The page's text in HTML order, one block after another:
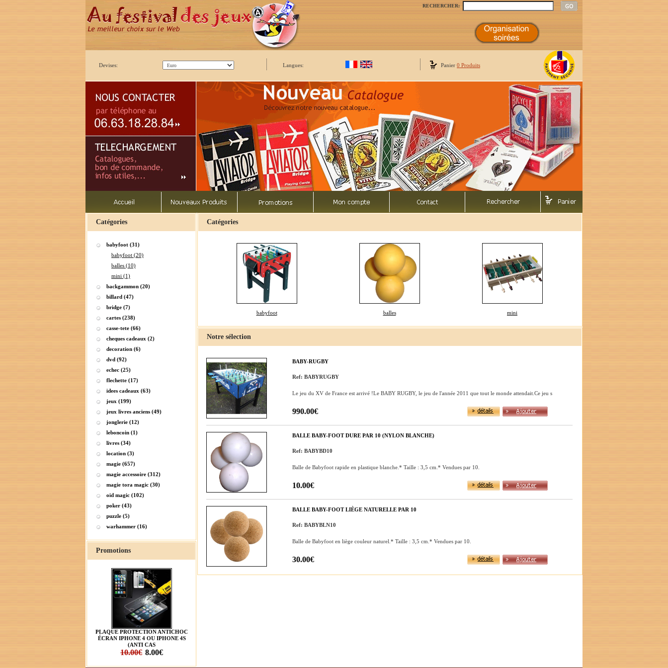
RECHERCHER:
Devises: Langues: Panier 0 Produits
Catégories
babyfoot (31)
babyfoot (20)
balles (10)
mini (1)
backgammon (20)
billard (47)
bridge (7)
cartes (238)
casse-tete (66)
cheques cadeaux (2)
decoration (6)
dvd (92)
echec (25)
flechette (17)
idees cadeaux (63)
jeux (199)
jeux livres anciens (49)
jonglerie (12)
leboncoin (1)
livres (34)
location (3)
magie (657)
magie accessoire (312)
magie tora magic (30)
oid magic (102)
poker (43)
puzzle (5)
warhammer (16)
Promotions
PLAQUE PROTECTION ANTICHOC
ÉCRAN IPHONE 4 OU IPHONE 4S
(ANTI CAS
10.00€ 8.00€
Catégories
babyfoot balles mini
Notre sélection
BABY-RUGBY
Ref: BABYRUGBY
Le jeu du XV de France est arrivé !Le BABY RUGBY, le jeu de l'année 2011 que tout le monde attendait.Ce jeu s
990.00€
BALLE BABY-FOOT DURE PAR 10 (NYLON BLANCHE)
Ref: BABYBD10
Balle de Babyfoot rapide en plastique blanche.* Taille : 3,5 cm.* Vendues par 10.
10.00€
BALLE BABY-FOOT LIÈGE NATURELLE PAR 10
Ref: BABYBLN10
Balle de Babyfoot en liège couleur naturel.* Taille : 3,5 cm.* Vendues par 10.
30.00€